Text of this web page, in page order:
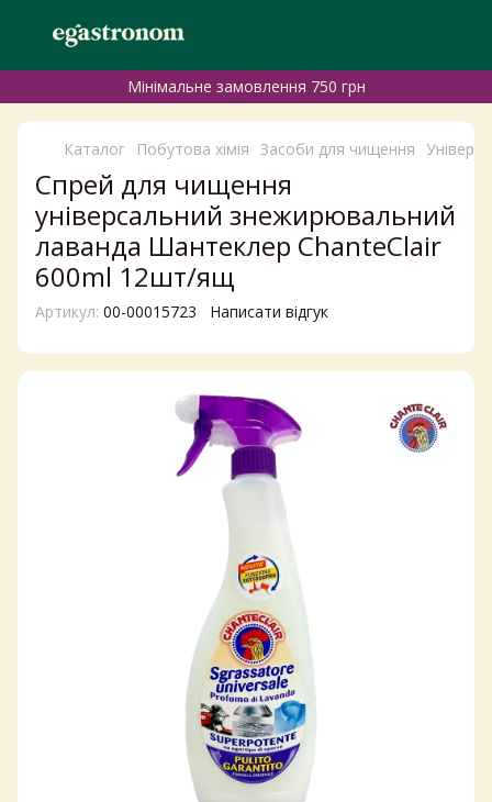
Мінімальне замовлення 750 грн
Каталог Побутова хімія Засоби для чищення
Спрей для чищення
універсальний знежирювальний
лаванда Шантеклер ChanteClair
600ml 12шт/ящ
Артикул: 00-00015723 Написати відгук